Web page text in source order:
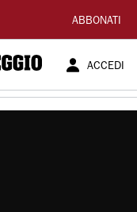
ABBONATI
ACCEDI